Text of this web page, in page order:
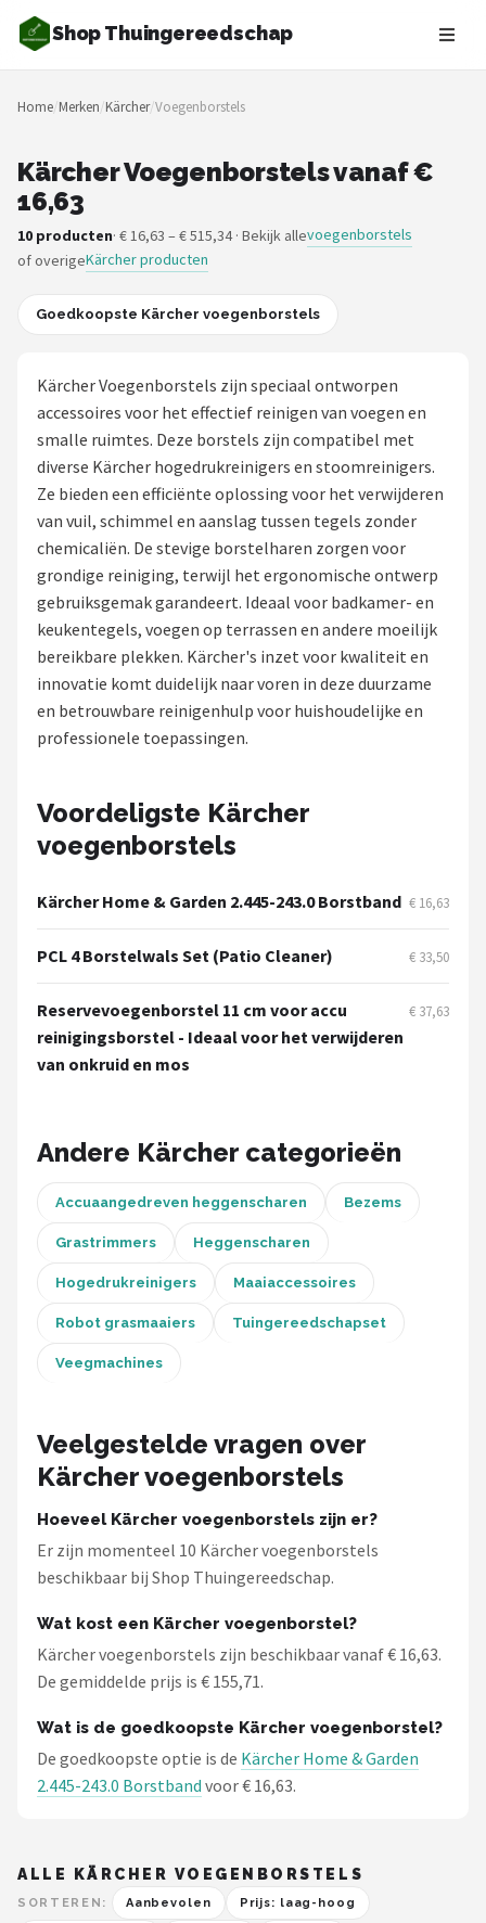
Shop Thuingereedschap
Zoeken
NAVIGATIE
Merken
Blog
Borderplanten
Hogedrukreinigers
Grastrimmers
Onkruidbranders
Shop
POPULAIRE MERKEN
To the South
GARDENA
Husqvarna
WORX
Einhell
Makita
Fiskars
Alle merken →
Home/Merken/Kärcher/Voegenborstels
Kärcher Voegenborstels vanaf €
16,63
10 producten· € 16,63 – € 515,34 · Bekijk allevoegenborstels
of overigeKärcher producten
Goedkoopste Kärcher voegenborstels
Kärcher Voegenborstels zijn speciaal ontworpen
accessoires voor het effectief reinigen van voegen en
smalle ruimtes. Deze borstels zijn compatibel met
diverse Kärcher hogedrukreinigers en stoomreinigers.
Ze bieden een efficiënte oplossing voor het verwijderen
van vuil, schimmel en aanslag tussen tegels zonder
chemicaliën. De stevige borstelharen zorgen voor
grondige reiniging, terwijl het ergonomische ontwerp
gebruiksgemak garandeert. Ideaal voor badkamer- en
keukentegels, voegen op terrassen en andere moeilijk
bereikbare plekken. Kärcher's inzet voor kwaliteit en
innovatie komt duidelijk naar voren in deze duurzame
en betrouwbare reinigenhulp voor huishoudelijke en
professionele toepassingen.
Voordeligste Kärcher
voegenborstels
Kärcher Home & Garden 2.445-243.0 Borstband € 16,63
PCL 4 Borstelwals Set (Patio Cleaner) € 33,50
Reservevoegenborstel 11 cm voor accu
reinigingsborstel - Ideaal voor het verwijderen
van onkruid en mos
€ 37,63
Andere Kärcher categorieën
Accuaangedreven heggenscharen Bezems
Grastrimmers Heggenscharen
Hogedrukreinigers Maaiaccessoires
Robot grasmaaiers Tuingereedschapset
Veegmachines
Veelgestelde vragen over
Kärcher voegenborstels
Hoeveel Kärcher voegenborstels zijn er?
Er zijn momenteel 10 Kärcher voegenborstels
beschikbaar bij Shop Thuingereedschap.
Wat kost een Kärcher voegenborstel?
Kärcher voegenborstels zijn beschikbaar vanaf € 16,63.
De gemiddelde prijs is € 155,71.
Wat is de goedkoopste Kärcher voegenborstel?
De goedkoopste optie is de Kärcher Home & Garden
2.445-243.0 Borstband voor € 16,63.
ALLE KÄRCHER VOEGENBORSTELS
SORTEREN: Aanbevolen Prijs: laag-hoog